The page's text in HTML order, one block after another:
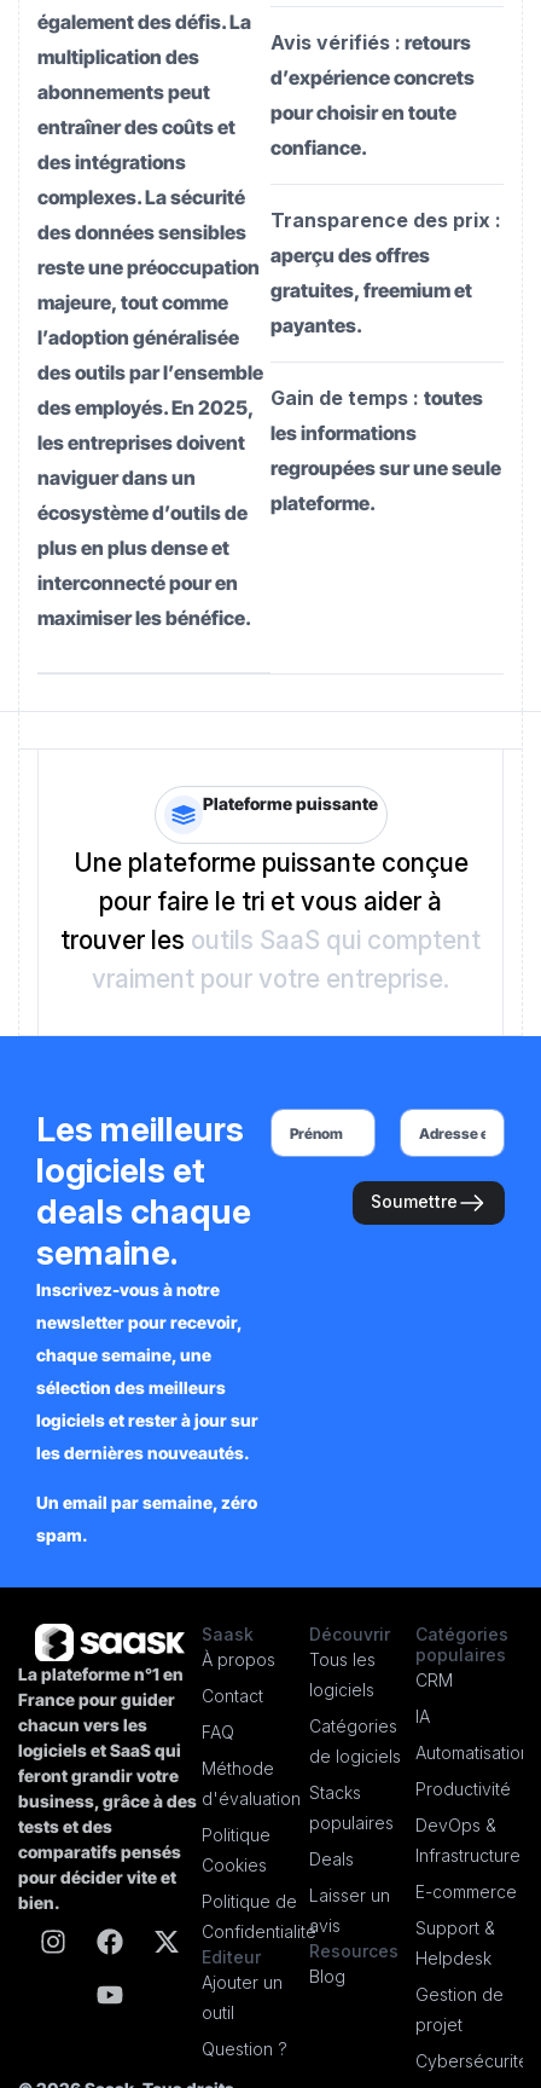
également des défis. La
multiplication des
abonnements peut
entraîner des coûts et
des intégrations
complexes. La sécurité
des données sensibles
reste une préoccupation
majeure, tout comme
l’adoption généralisée
des outils par l’ensemble
des employés. En 2025,
les entreprises doivent
naviguer dans un
écosystème d’outils de
plus en plus dense et
interconnecté pour en
maximiser les bénéfice.
Avis vérifiés : retours
d’expérience concrets
pour choisir en toute
confiance.
Transparence des prix :
aperçu des offres
gratuites, freemium et
payantes.
Gain de temps : toutes
les informations
regroupées sur une seule
plateforme.
Plateforme puissante
Une plateforme puissante conçue
pour faire le tri et vous aider à
trouver les outils SaaS qui comptent
vraiment pour votre entreprise.
Les meilleurs
logiciels et
deals chaque
semaine.
Inscrivez-vous à notre
newsletter pour recevoir,
chaque semaine, une
sélection des meilleurs
logiciels et rester à jour sur
les dernières nouveautés.
Un email par semaine, zéro
spam.
Soumettre
La plateforme n°1 en
France pour guider
chacun vers les
logiciels et SaaS qui
feront grandir votre
business, grâce à des
tests et des
comparatifs pensés
pour décider vite et
bien.
Saask
À propos
Contact
FAQ
Méthode
d'évaluation
Politique
Cookies
Politique de
Confidentialité
Editeur
Ajouter un
outil
Question ?
Découvrir
Tous les
logiciels
Catégories
de logiciels
Stacks
populaires
Deals
Laisser un
avis
Resources
Blog
Catégories
populaires
CRM
IA
Automatisation
Productivité
DevOps &
Infrastructure
E-commerce
Support &
Helpdesk
Gestion de
projet
Cybersécurité